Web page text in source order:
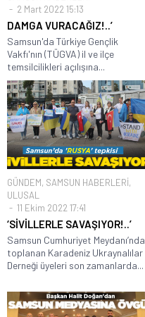
2 Mart 2022 15:13
DAMGA VURACAĞIZ!..’
Samsun'da Türkiye Gençlik
Vakfı'nın (TÜGVA) il ve ilçe
temsilcilikleri açılışına...
GÜNDEM, SAMSUN HABERLERİ,
ULUSAL
11 Ekim 2022 17:41
‘SİVİLLERLE SAVAŞIYOR!..’
Samsun Cumhuriyet Meydanı’nda
toplanan Karadeniz Ukraynalılar
Derneği üyeleri son zamanlarda...